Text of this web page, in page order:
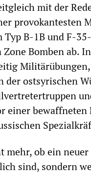
mit der
provokantesten
Typ B-1B und F-
Bomben ab.
der ostsyrischen
einer
mehr, ob ein
sind, sondern